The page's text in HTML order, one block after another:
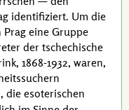
identifiziert. Um die
eine Gruppe
der tschechische
, 1868-1932, waren,
die esoterischen